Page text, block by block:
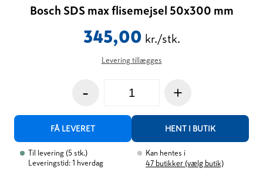
Bosch SDS max flisemejsel 50x300 mm
345,00 kr./stk.
Levering tillægges
- +
FÅ LEVERET HENT I BUTIK
Til levering (5 stk.)
Leveringstid: 1 hverdag
Kan hentes i
47 butikker (vælg butik)